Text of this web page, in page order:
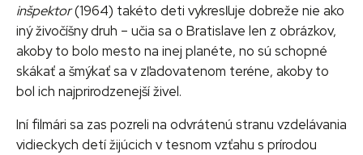
inšpektor(1964) takéto deti vykresľuje dobreže nie ako
iný živočíšny druh – učia sa o Bratislave len z obrázkov,
akoby to bolo mesto na inej planéte, no sú schopné
skákať a šmýkať sa v zľadovatenom teréne, akoby to
bol ich najprirodzenejší živel.
Iní filmári sa zas pozreli na odvrátenú stranu vzdelávania
vidieckych detí žijúcich v tesnom vzťahu s prírodou